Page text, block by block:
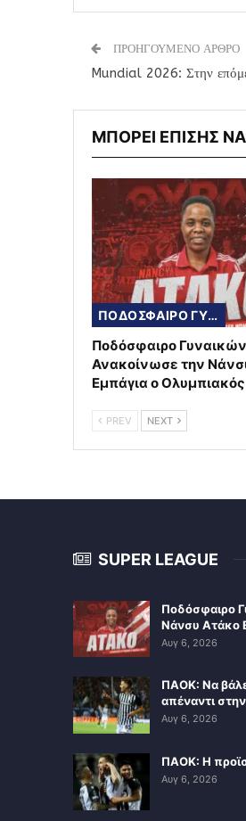
ΠΡΟΗΓΟΥΜΕΝΟ ΑΡΘΡΟ
Mundial 2026: Στην
ΜΠΟΡΕΙ ΕΠΙΣΗΣ
ΠΟΔΟΣΦΑΙΡΟ ΓΥΝΑΙΚΩΝ
Ποδόσφαιρο
Ανακοίνωσε την
Εμπάγια ο Ολυμπιακός
PREV NEXT
SUPER LEAGUE
Ποδόσφαιρο
Νάνσυ Ατάκο
Αυγ 6, 2026
ΠΑΟΚ: Να
απέναντι
Αυγ 6, 2026
ΠΑΟΚ: Η
Αυγ 6, 2026